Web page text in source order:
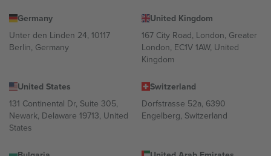
Germany
Unter den Linden 24, 10117
Berlin, Germany
United Kingdom
167 City Road, London, Greater
London, EC1V 1AW, United
Kingdom
United States
131 Continental Dr, Suite 305,
Newark, Delaware 19713, United
States
Switzerland
Dorfstrasse 52a, 6390
Engelberg, Switzerland